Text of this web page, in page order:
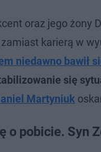
oraz jego
karierą w
niedawno bawił
się
Martyniuk
o pobicie. Syn